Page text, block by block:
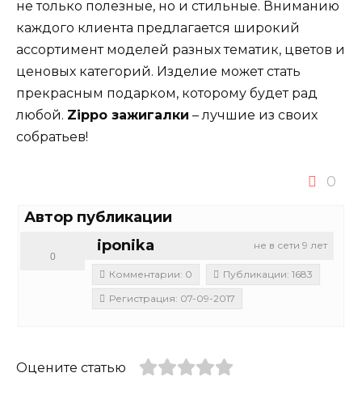
не только полезные, но и стильные. Вниманию
каждого клиента предлагается широкий
ассортимент моделей разных тематик, цветов и
ценовых категорий. Изделие может стать
прекрасным подарком, которому будет рад
любой. Zippo зажигалки – лучшие из своих
собратьев!
0
Автор публикации
не в сети 9 лет
iponika
0
Комментарии: 0
Публикации: 1683
Регистрация: 07-09-2017
Оцените статью